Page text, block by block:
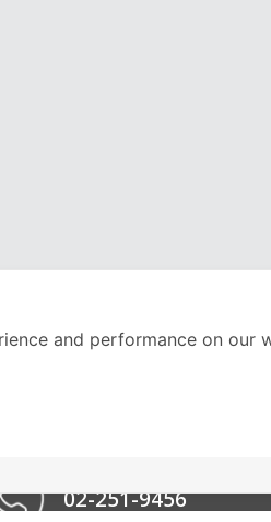
02-251-9456
and performance on our